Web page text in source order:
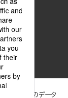
Cookie等のデータ